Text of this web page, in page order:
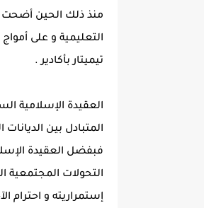
منذ ذلك الحين أضحت
التعليمية و على
تيميتار بأكادير .
العقيدة الإسلامية
المتبادل بين
فبفضل العقيدة
التحولات المجتمعية
إستمراريته و احترام